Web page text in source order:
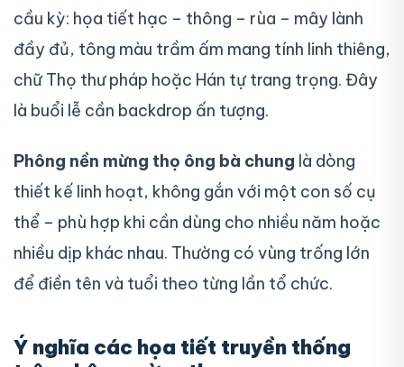
cầu kỳ: họa tiết hạc – thông – rùa – mây lành
đầy đủ, tông màu trầm ấm mang tính linh thiêng,
chữ Thọ thư pháp hoặc Hán tự trang trọng. Đây
là buổi lễ cần backdrop ấn tượng.
Phông nền mừng thọ ông bà chung là dòng
thiết kế linh hoạt, không gắn với một con số cụ
thể – phù hợp khi cần dùng cho nhiều năm hoặc
nhiều dịp khác nhau. Thường có vùng trống lớn
để điền tên và tuổi theo từng lần tổ chức.
Ý nghĩa các họa tiết truyền thống